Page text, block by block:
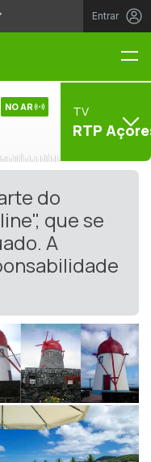
Entrar
NO AR TV
RTP
do
que se
A